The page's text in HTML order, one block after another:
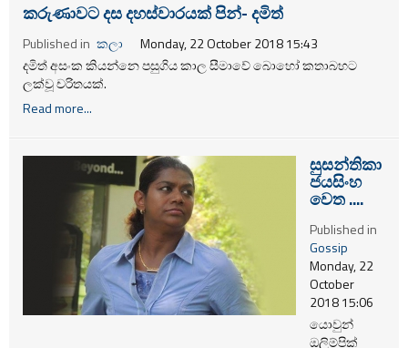
කරුණාවට දස දහස්වාරයක් පින්- දමිත්
Published in කලා
Monday, 22 October 2018 15:43
දමිත් අසංක කියන්නෙ පසුගිය කාල සීමාවේ බොහෝ කතාබහට
ලක්වූ චරිතයක්.
Read more...
සුසන්තිකා
ජයසිංහ
වෙත ....
Published in
Gossip
Monday, 22
October
2018 15:06
යොවුන්
ඔලිම්පික්